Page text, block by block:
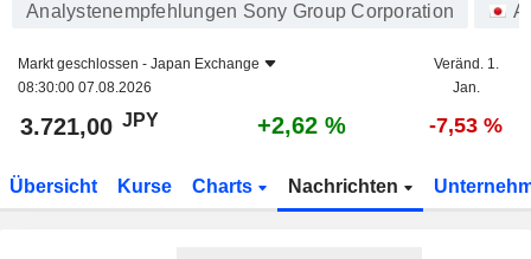
Analystenempfehlungen Sony Group Corporation
Markt geschlossen - Japan Exchange
08:30:00 07.08.2026
Veränd. 1.
Jan.
3.721,00 JPY +2,62 % -7,53 %
Übersicht Kurse Charts Nachrichten